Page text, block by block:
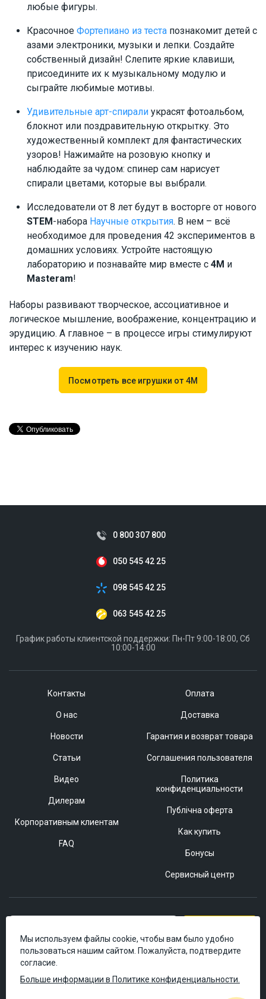
любые фигуры.
Красочное Фортепиано из теста познакомит детей с
азами электроники, музыки и лепки. Создайте
собственный дизайн! Слепите яркие клавиши,
присоедините их к музыкальному модулю и
сыграйте любимые мотивы.
Удивительные арт-спирали украсят фотоальбом,
блокнот или поздравительную открытку. Это
художественный комплект для фантастических
узоров! Нажимайте на розовую кнопку и
наблюдайте за чудом: спинер сам нарисует
спирали цветами, которые вы выбрали.
Исследователи от 8 лет будут в восторге от нового
STEM-набора Научные открытия. В нем – всё
необходимое для проведения 42 экспериментов в
домашних условиях. Устройте настоящую
лабораторию и познавайте мир вместе с 4М и
Masteram!
Наборы развивают творческое, ассоциативное и
логическое мышление, воображение, концентрацию и
эрудицию. А главное – в процессе игры стимулируют
интерес к изучению наук.
Посмотреть все игрушки от 4М
Контакты
О нас
Новости
Статьи
Видео
Дилерам
Корпоративным клиентам
FAQ
Оплата
Доставка
Гарантия и возврат товара
Соглашения пользователя
Политика
конфиденциальности
Публічна оферта
Как купить
Бонусы
Сервисный центр
0 800 307 800
050 545 42 25
098 545 42 25
063 545 42 25
График работы клиентской поддержки: Пн-Пт 9:00-18:00, Сб
10:00-14:00
Мы используем файлы cookie, чтобы вам было удобно
пользоваться нашим сайтом. Пожалуйста, подтвердите
согласие.
Больше информации в Политике конфиденциальности.